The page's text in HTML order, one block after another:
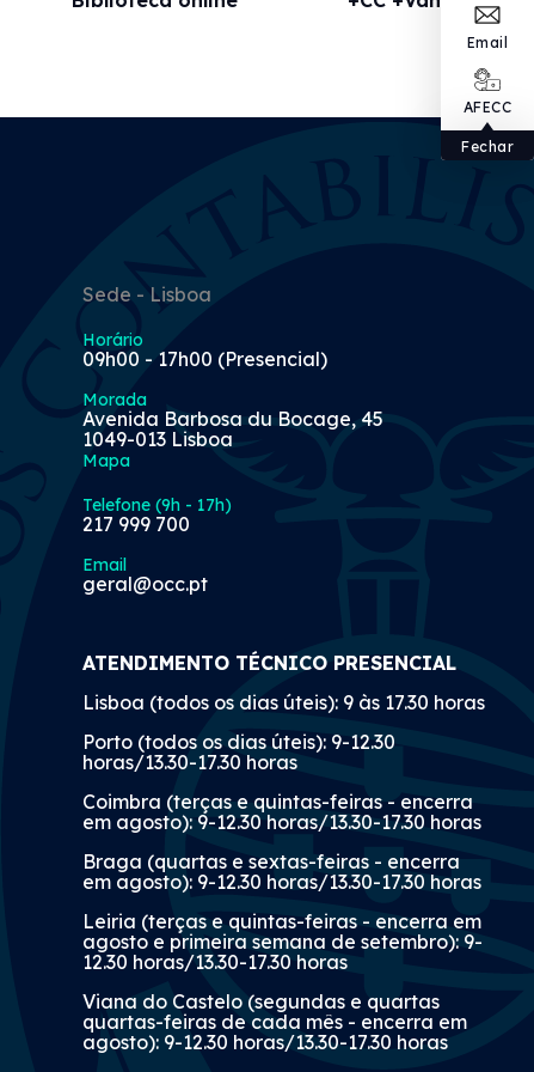
Email
AFECC
Fechar
Sede - Lisboa
Horário
09h00 - 17h00 (Presencial)
Morada
Avenida Barbosa du Bocage, 45
1049-013 Lisboa
Mapa
Telefone (9h - 17h)
217 999 700
Email
geral@occ.pt
ATENDIMENTO TÉCNICO PRESENCIAL
Lisboa (todos os dias úteis): 9 às 17.30 horas
Porto (todos os dias úteis): 9-12.30
horas/13.30-17.30 horas
Coimbra (terças e quintas-feiras - encerra
em agosto): 9-12.30 horas/13.30-17.30 horas
Braga (quartas e sextas-feiras - encerra
em agosto): 9-12.30 horas/13.30-17.30 horas
Leiria (terças e quintas-feiras - encerra em
agosto e primeira semana de setembro): 9-
12.30 horas/13.30-17.30 horas
Viana do Castelo (segundas e quartas
quartas-feiras de cada mês - encerra em
agosto): 9-12.30 horas/13.30-17.30 horas